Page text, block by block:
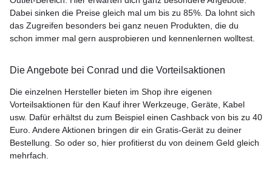
Dabei sinken die Preise gleich mal um bis zu 85%. Da lohnt sich
das Zugreifen besonders bei ganz neuen Produkten, die du
schon immer mal gern ausprobieren und kennenlernen wolltest.
Die Angebote bei Conrad und die Vorteilsaktionen
Die einzelnen Hersteller bieten im Shop ihre eigenen
Vorteilsaktionen für den Kauf ihrer Werkzeuge, Geräte, Kabel
usw. Dafür erhältst du zum Beispiel einen Cashback von bis zu 40
Euro. Andere Aktionen bringen dir ein Gratis-Gerät zu deiner
Bestellung. So oder so, hier profitierst du von deinem Geld gleich
mehrfach.